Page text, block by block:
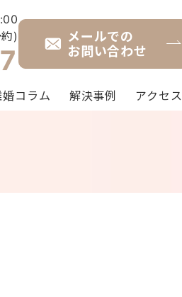
)
メールでの
お問い合わせ
婚コラム 解決事例 アクセス